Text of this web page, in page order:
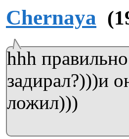
Chernaya
hhh
задирал?)))и
ложил)))